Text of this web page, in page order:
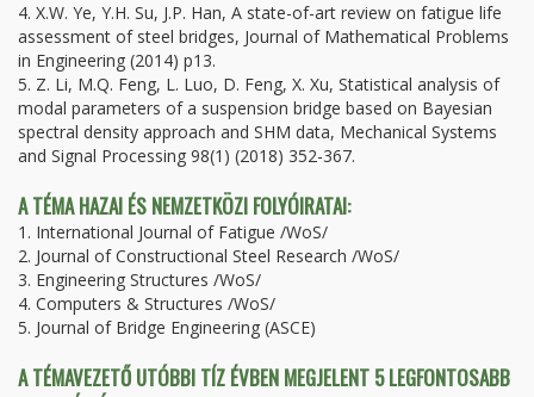
4. X.W. Ye, Y.H. Su, J.P. Han, A state-of-art review on fatigue life
assessment of steel bridges, Journal of Mathematical Problems
in Engineering (2014) p13.
5. Z. Li, M.Q. Feng, L. Luo, D. Feng, X. Xu, Statistical analysis of
modal parameters of a suspension bridge based on Bayesian
spectral density approach and SHM data, Mechanical Systems
and Signal Processing 98(1) (2018) 352-367.
A TÉMA HAZAI ÉS NEMZETKÖZI FOLYÓIRATAI:
1. International Journal of Fatigue /WoS/
2. Journal of Constructional Steel Research /WoS/
3. Engineering Structures /WoS/
4. Computers & Structures /WoS/
5. Journal of Bridge Engineering (ASCE)
A TÉMAVEZETŐ UTÓBBI TÍZ ÉVBEN MEGJELENT 5 LEGFONTOSABB